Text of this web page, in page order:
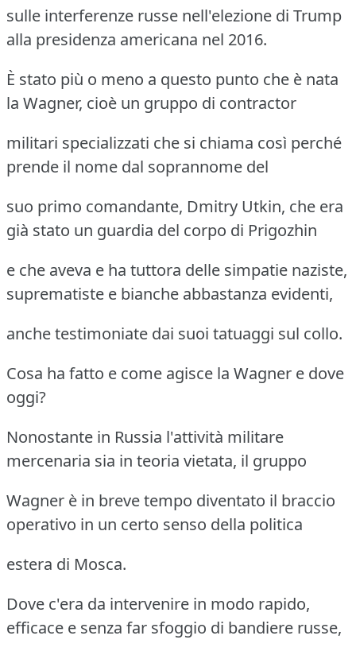
sulle interferenze russe nell'elezione di Trump
alla presidenza americana nel 2016.
È stato più o meno a questo punto che è nata
la Wagner, cioè un gruppo di contractor
militari specializzati che si chiama così perché
prende il nome dal soprannome del
suo primo comandante, Dmitry Utkin, che era
già stato un guardia del corpo di Prigozhin
e che aveva e ha tuttora delle simpatie naziste,
suprematiste e bianche abbastanza evidenti,
anche testimoniate dai suoi tatuaggi sul collo.
Cosa ha fatto e come agisce la Wagner e dove
oggi?
Nonostante in Russia l'attività militare
mercenaria sia in teoria vietata, il gruppo
Wagner è in breve tempo diventato il braccio
operativo in un certo senso della politica
estera di Mosca.
Dove c'era da intervenire in modo rapido,
efficace e senza far sfoggio di bandiere russe,